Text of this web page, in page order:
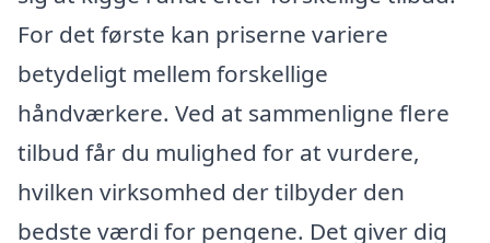
For det første kan priserne variere
betydeligt mellem forskellige
håndværkere. Ved at sammenligne flere
tilbud får du mulighed for at vurdere,
hvilken virksomhed der tilbyder den
bedste værdi for pengene. Det giver dig